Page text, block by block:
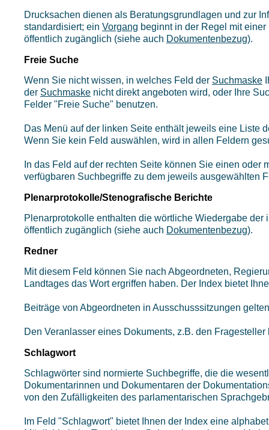
Drucksachen dienen als Beratungsgrundlagen und zur
standardisiert; ein Vorgang beginnt in der Regel mit
öffentlich zugänglich (siehe auch Dokumentenbezug).
Freie Suche
Wenn Sie nicht wissen, in welches Feld der Suchmaske
der Suchmaske nicht direkt angeboten wird, oder Ihre
Felder "Freie Suche" benutzen.
Das Menü auf der linken Seite enthält jeweils eine Liste
Wenn Sie kein Feld auswählen, wird in allen Feldern
In das Feld auf der rechten Seite können Sie einen
verfügbaren Suchbegriffe zu dem jeweils ausgewählten
Plenarprotokolle/Stenografische Berichte
Plenarprotokolle enthalten die wörtliche Wiedergabe
öffentlich zugänglich (siehe auch Dokumentenbezug).
Redner
Mit diesem Feld können Sie nach Abgeordneten,
Landtages das Wort ergriffen haben. Der Index bietet
Beiträge von Abgeordneten in Ausschusssitzungen
Den Veranlasser eines Dokuments, z.B. den
Schlagwort
Schlagwörter sind normierte Suchbegriffe, die die
Dokumentarinnen und Dokumentaren der
von den Zufälligkeiten des parlamentarischen
Im Feld "Schlagwort" bietet Ihnen der Index eine